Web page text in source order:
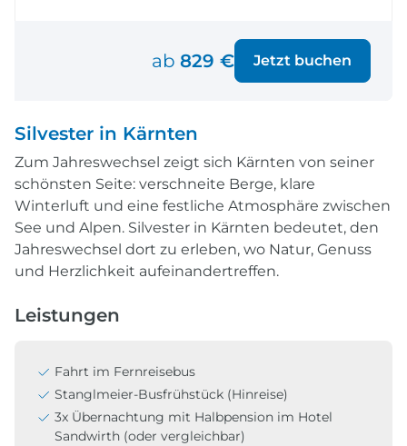
ab 829 € Jetzt buchen
Silvester in Kärnten
Zum Jahreswechsel zeigt sich Kärnten von seiner
schönsten Seite: verschneite Berge, klare
Winterluft und eine festliche Atmosphäre zwischen
See und Alpen. Silvester in Kärnten bedeutet, den
Jahreswechsel dort zu erleben, wo Natur, Genuss
und Herzlichkeit aufeinandertreffen.
Leistungen
Fahrt im Fernreisebus
Stanglmeier-Busfrühstück (Hinreise)
3x Übernachtung mit Halbpension im Hotel
Sandwirth (oder vergleichbar)